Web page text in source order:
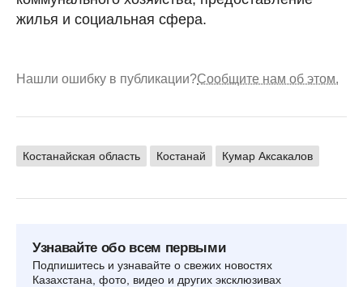
жилья и социальная сфера.
Нашли ошибку в публикации?Сообщите нам об этом.
Костанайская область Костанай Кумар Аксакалов
Узнавайте обо всем первыми
Подпишитесь и узнавайте о свежих новостях
Казахстана, фото, видео и других эксклюзивах